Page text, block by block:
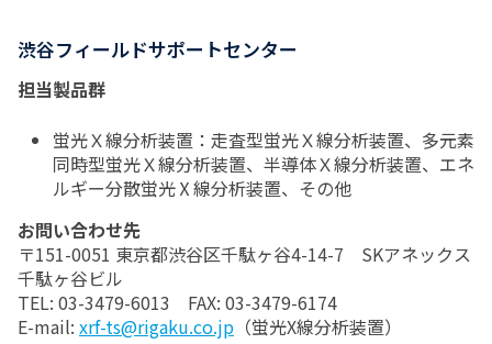
渋谷フィールドサポートセンター
担当製品群
蛍光Ｘ線分析装置：走査型蛍光Ｘ線分析装置、多元素
同時型蛍光Ｘ線分析装置、半導体Ｘ線分析装置、エネ
ルギー分散蛍光Ⅹ線分析装置、その他
お問い合わせ先
〒151-0051 東京都渋谷区千駄ヶ谷4-14-7 SKアネックス
千駄ヶ谷ビル
TEL: 03-3479-6013 FAX: 03-3479-6174
E-mail: xrf-ts@rigaku.co.jp （蛍光X線分析装置）